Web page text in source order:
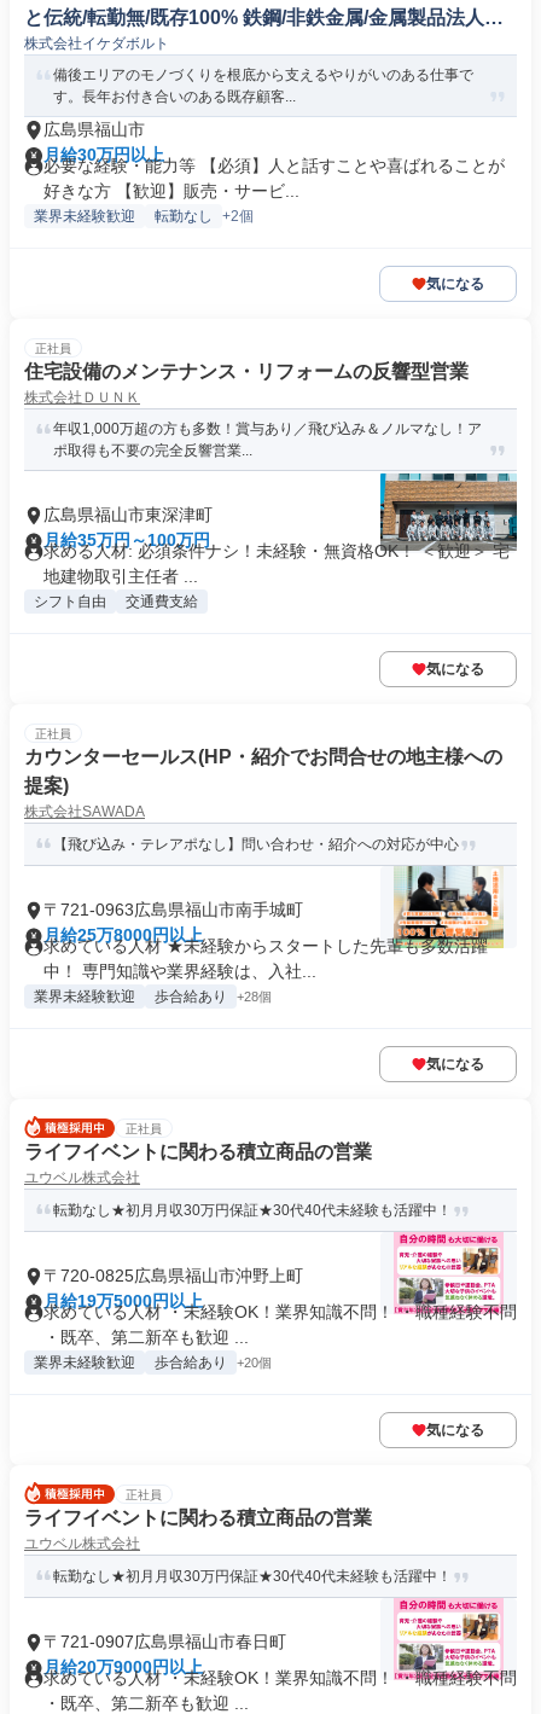
と伝統/転勤無/既存100% 鉄鋼/非鉄金属/金属製品法人営
業
株式会社イケダボルト
備後エリアのモノづくりを根底から支えるやりがいのある仕事で
す。長年お付き合いのある既存顧客...
広島県福山市
月給30万円以上
必要な経験・能力等 【必須】人と話すことや喜ばれることが
好きな方 【歓迎】販売・サービ...
業界未経験歓迎 転勤なし +2個
気になる
正社員
住宅設備のメンテナンス・リフォームの反響型営業
株式会社ＤＵＮＫ
年収1,000万超の方も多数！賞与あり／飛び込み＆ノルマなし！ア
ポ取得も不要の完全反響営業...
広島県福山市東深津町
月給35万円～100万円
求める人材: 必須条件ナシ！未経験・無資格OK！ ＜歓迎＞ 宅
地建物取引主任者 ...
シフト自由 交通費支給
気になる
正社員
カウンターセールス(HP・紹介でお問合せの地主様への
提案)
株式会社SAWADA
【飛び込み・テレアポなし】問い合わせ・紹介への対応が中心
〒721-0963広島県福山市南手城町
月給25万8000円以上
求めている人材 ★未経験からスタートした先輩も多数活躍
中！ 専門知識や業界経験は、入社...
業界未経験歓迎 歩合給あり +28個
気になる
正社員
ライフイベントに関わる積立商品の営業
ユウベル株式会社
転勤なし★初月月収30万円保証★30代40代未経験も活躍中！
〒720-0825広島県福山市沖野上町
月給19万5000円以上
求めている人材 ・未経験OK！業界知識不問！ ・職種経験不問
・既卒、第二新卒も歓迎 ...
業界未経験歓迎 歩合給あり +20個
気になる
正社員
ライフイベントに関わる積立商品の営業
ユウベル株式会社
転勤なし★初月月収30万円保証★30代40代未経験も活躍中！
〒721-0907広島県福山市春日町
月給20万9000円以上
求めている人材 ・未経験OK！業界知識不問！ ・職種経験不問
・既卒、第二新卒も歓迎 ...